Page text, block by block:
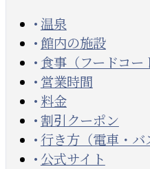
温泉
館内の施設
食事（フードコー
営業時間
料金
割引クーポン
行き方（電車・バ
公式サイト